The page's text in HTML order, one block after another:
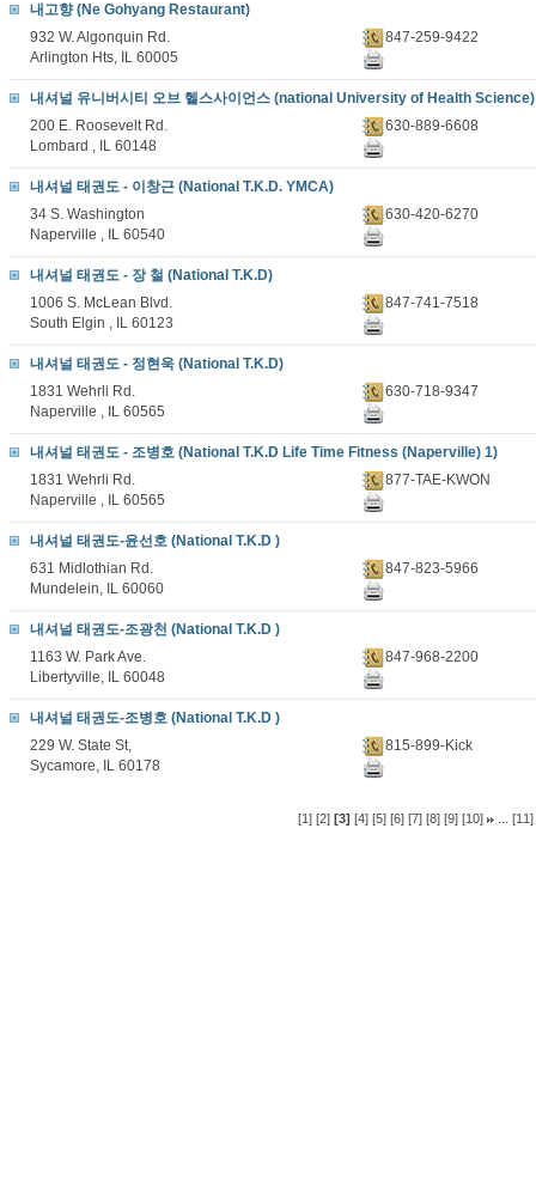
내고향 (Ne Gohyang Restaurant)
932 W. Algonquin Rd.
Arlington Hts, IL 60005
847-259-9422
내셔널 유니버시티 오브 헬스사이언스 (national University of Health Science)
200 E. Roosevelt Rd.
Lombard , IL 60148
630-889-6608
내셔널 태권도 - 이창근 (National T.K.D. YMCA)
34 S. Washington
Naperville , IL 60540
630-420-6270
내셔널 태권도 - 장 철 (National T.K.D)
1006 S. McLean Blvd.
South Elgin , IL 60123
847-741-7518
내셔널 태권도 - 정현욱 (National T.K.D)
1831 Wehrli Rd.
Naperville , IL 60565
630-718-9347
내셔널 태권도 - 조병호 (National T.K.D Life Time Fitness (Naperville) 1)
1831 Wehrli Rd.
Naperville , IL 60565
877-TAE-KWON
내셔널 태권도-윤선호 (National T.K.D )
631 Midlothian Rd.
Mundelein, IL 60060
847-823-5966
내셔널 태권도-조광천 (National T.K.D )
1163 W. Park Ave.
Libertyville, IL 60048
847-968-2200
내셔널 태권도-조병호 (National T.K.D )
229 W. State St,
Sycamore, IL 60178
815-899-Kick
[1] [2] [3] [4] [5] [6] [7] [8] [9] [10] ... [11]